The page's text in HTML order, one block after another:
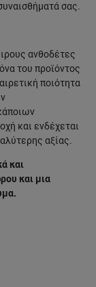
σας.
ανθοδέτες
του προϊόντος
ποιότητα
και ενδέχεται
αξίας.
και
και μια